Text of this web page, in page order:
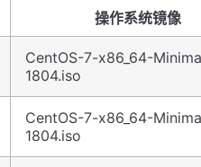
操作系统镜像
CentOS-7-x86_64-
1804.iso
CentOS-7-x86_64-
1804.iso